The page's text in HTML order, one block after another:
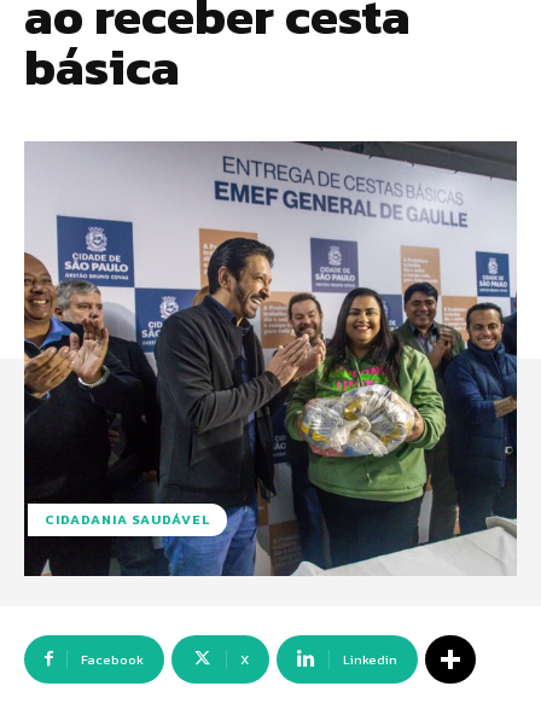
ao receber cesta
básica
CIDADANIA SAUDÁVEL
Facebook X Linkedin